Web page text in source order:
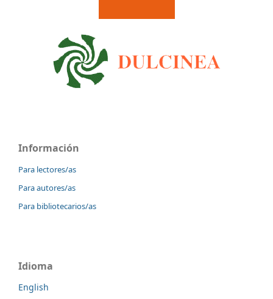
Información
Para lectores/as
Para autores/as
Para bibliotecarios/as
Idioma
English